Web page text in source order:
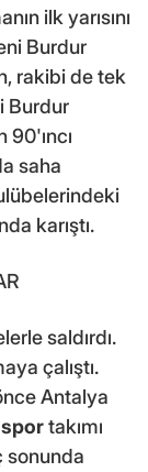
ilk yarısını
Burdur
rakibi de tek
Burdur
saha
karıştı.
saldırdı.
çalıştı.
Antalya
sportakımı
sonunda